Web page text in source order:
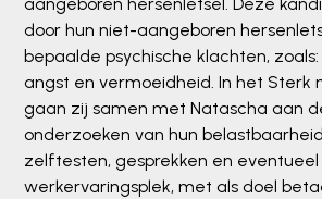
aangeboren hersenletsel. Deze
door hun niet-aangeboren
bepaalde psychische klachten,
angst en vermoeidheid. In het Sterk
gaan zij samen met Natascha aan
onderzoeken van hun
zelftesten, gesprekken en eventueel
werkervaringsplek, met als doel